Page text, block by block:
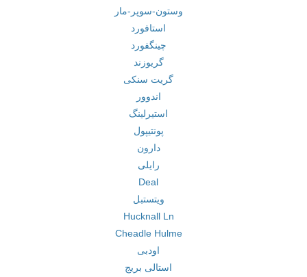
وستون-سوپر-مار
استافورد
چینگفورد
گریوزند
گریت سنکی
اندوور
استیرلینگ
پونتیپول
دارون
رایلی
Deal
ویتستبل
Hucknall Ln
Cheadle Hulme
اودبی
استالی بریج